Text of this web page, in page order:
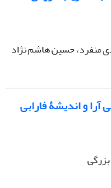
منفرد، حسین هاشم نژاد
آرا و اندیشۀ فارابی